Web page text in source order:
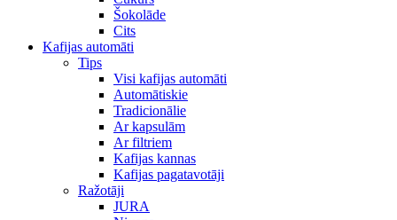
Šokolāde
Cits
Kafijas automāti
Tips
Visi kafijas automāti
Automātiskie
Tradicionālie
Ar kapsulām
Ar filtriem
Kafijas kannas
Kafijas pagatavotāji
Ražotāji
JURA